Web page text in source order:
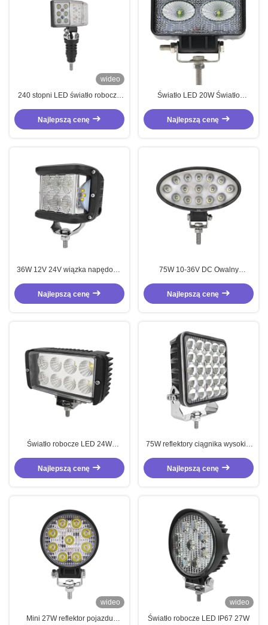
wideo
240 stopni LED światło robocze
wodoodporne
Najlepszą cenę
Światło LED 20W Światło
ATV traktor
Najlepszą cenę
36W 12V 24V wiązka napędowa
lampka LED światło robocze
Najlepszą cenę
75W 10-36V DC Owalny
LED Światło robocze
Najlepszą cenę
Światło robocze LED 24W
Ciężarówki terenowe
Najlepszą cenę
75W reflektory ciągnika wysokiej
robocze IP67 z aluminiowym
obudową
Najlepszą cenę
wideo
Mini 27W reflektor pojazdu
wideo
Światło robocze LED IP67 27W